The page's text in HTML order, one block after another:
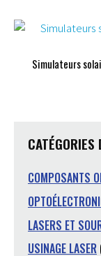
Simulateurs
COMPOSANTS
LASERS ET
USINAGE LASER